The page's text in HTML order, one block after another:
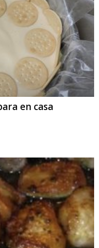
en casa